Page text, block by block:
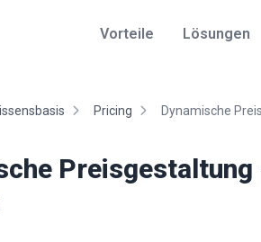
Vorteile Lösungen
Pricing Dynamische